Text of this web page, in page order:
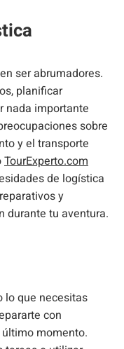
ser abrumadores.
planificar
nada importante
sobre
y el transporte
TourExperto.com
de logística
y
durante tu aventura.
lo que necesitas
con
momento.